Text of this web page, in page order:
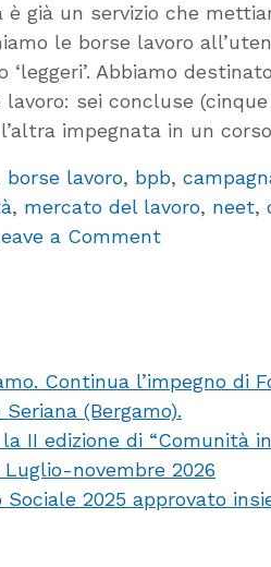
già un servizio che
le borse lavoro
Abbiamo
sei concluse
impegnata in un
borse lavoro, bpb,
, mercato del lavoro, neet,
a Commenton
il
sostegno
di
Fondazione
BPB
Continua l’impegno di
(Bergamo).
II edizione di “Comunità
Luglio-novembre 2026
2025 approvato